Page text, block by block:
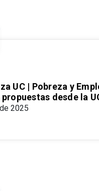
UC | Pobreza y
desde la
2025